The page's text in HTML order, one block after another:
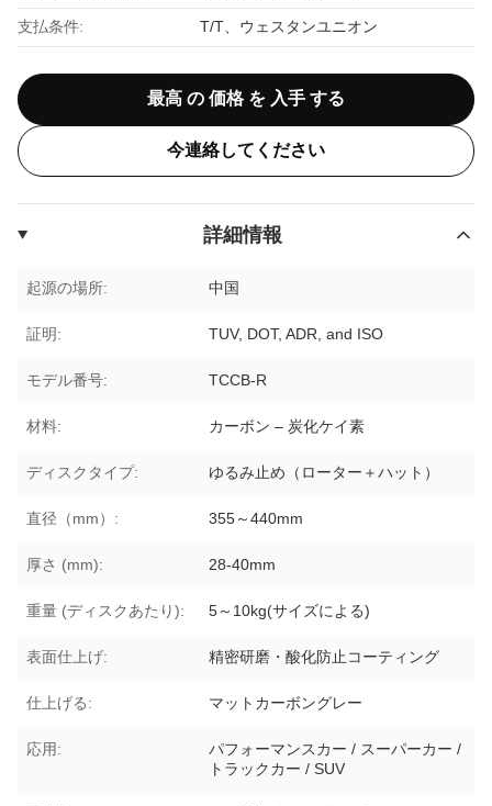
支払条件: T/T、ウェスタンユニオン
最高 の 価格 を 入手 する
今連絡してください
詳細情報
起源の場所: 中国
証明: TUV, DOT, ADR, and ISO
モデル番号: TCCB-R
材料: カーボン – 炭化ケイ素
ディスクタイプ: ゆるみ止め（ローター＋ハット）
直径（mm）: 355～440mm
厚さ (mm): 28-40mm
重量 (ディスクあたり): 5～10kg(サイズによる)
表面仕上げ: 精密研磨・酸化防止コーティング
仕上げる: マットカーボングレー
応用:
パフォーマンスカー / スーパーカー /
トラックカー / SUV